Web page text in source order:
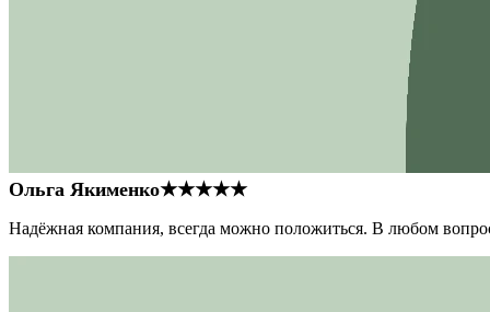
Ольга Якименко★★★★★
Надёжная компания, всегда можно положиться. В любом